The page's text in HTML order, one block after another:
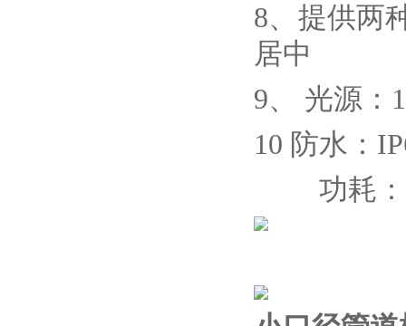
8、 提供两
居中
9、 光源：
10 防水：
功耗：